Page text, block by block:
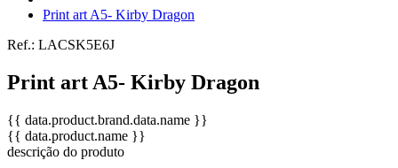
Print art A5- Kirby Dragon
Ref.: LACSK5E6J
Print art A5- Kirby Dragon
{{ data.product.brand.data.name }}
{{ data.product.name }}
descrição do produto